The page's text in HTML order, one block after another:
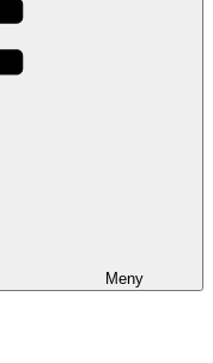
Meny